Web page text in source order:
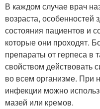
В каждом случае врач
возраста, особенностей
состояния пациентов и
которые они проходят.
препараты от герпеса в
свойством действовать
во всем организме. При
инфекции можно
мазей или кремов.